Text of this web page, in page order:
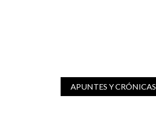
APUNTES Y CRÓNICAS